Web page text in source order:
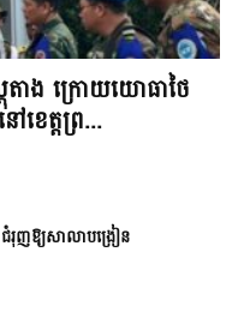
តាង ក្រោយយោធាថៃ
េត្តព្រ...
ញឱ្យសាលាបង្រៀន